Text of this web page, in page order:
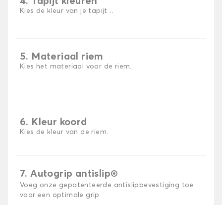
Kies de kleur van je tapijt ..
5. Materiaal riem
Kies het materiaal voor de riem.
6. Kleur koord
Kies de kleur van de riem.
7. Autogrip antislip®
Voeg onze gepatenteerde antislipbevestiging toe
voor een optimale grip